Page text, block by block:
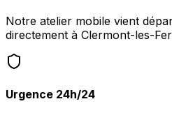
Notre atelier mobile vient
directement à Clermont-les-
Urgence 24h/24